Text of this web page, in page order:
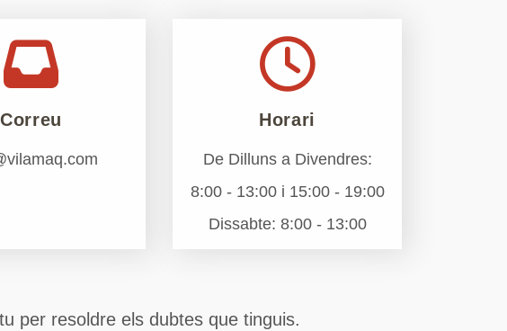
Correu Horari
De Dilluns a Divendres:
8:00 - 13:00 i 15:00 - 19:00
Dissabte: 8:00 - 13:00
per resoldre els dubtes que tinguis.